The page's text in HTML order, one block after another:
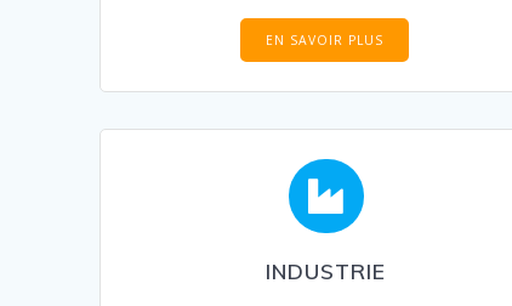
EN SAVOIR PLUS
INDUSTRIE